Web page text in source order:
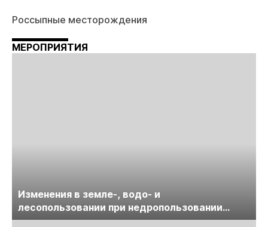
Россыпные месторождения
МЕРОПРИЯТИЯ
Изменения в земле-, водо- и
лесопользовании при недропользовании
обсудят на семинаре «ПравоТЭК»